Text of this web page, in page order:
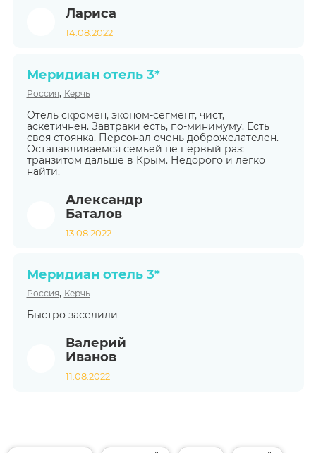
Лариса
14.08.2022
Меридиан отель 3*
Россия, Керчь
Отель скромен, эконом-сегмент, чист,
аскетичнен. Завтраки есть, по-минимуму. Есть
своя стоянка. Персонал очень доброжелателен.
Останавливаемся семьёй не первый раз:
транзитом дальше в Крым. Недорого и легко
найти.
Александр
Баталов
13.08.2022
Меридиан отель 3*
Россия, Керчь
Быстро заселили
Валерий
Иванов
11.08.2022